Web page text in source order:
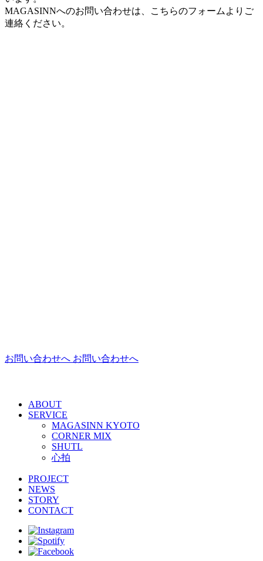
MAGASINNへのお問い合わせは、こちらのフォームよりご
連絡ください。
お問い合わせへ お問い合わせへ
ABOUT
SERVICE
MAGASINN KYOTO
CORNER MIX
SHUTL
心拍
PROJECT
NEWS
STORY
CONTACT